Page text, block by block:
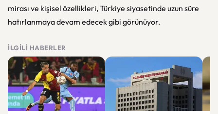
mirası ve kişisel özellikleri, Türkiye siyasetinde uzun süre
hatırlanmaya devam edecek gibi görünüyor.
İLGILI HABERLER